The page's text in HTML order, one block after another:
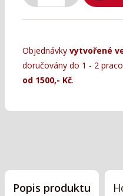
Objednávky vytvořené
doručovány do 1 - 2
od 1500,- Kč.
Popis produktu